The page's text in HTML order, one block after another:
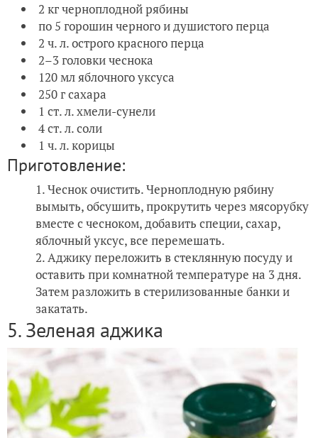
2 кг черноплодной рябины
по 5 горошин черного и душистого перца
2 ч. л. острого красного перца
2–3 головки чеснока
120 мл яблочного уксуса
250 г сахара
1 ст. л. хмели-сунели
4 ст. л. соли
1 ч. л. корицы
Приготовление:
Чеснок очистить. Черноплодную рябину
вымыть, обсушить, прокрутить через мясорубку
вместе с чесноком, добавить специи, сахар,
яблочный уксус, все перемешать.
Аджику переложить в стеклянную посуду и
оставить при комнатной температуре на 3 дня.
Затем разложить в стерилизованные банки и
закатать.
5. Зеленая аджика